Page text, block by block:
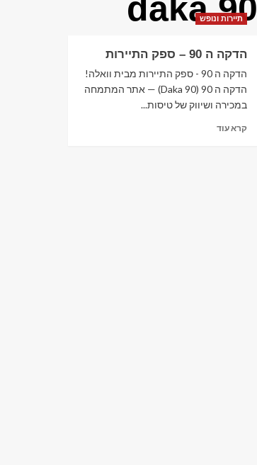
daka 90
תיירות ונופש
הדקה ה 90 – ספק התיירות
הדקה ה 90 - ספק התיירות מבית וואלה!
הדקה ה 90 (Daka 90) — אתר המתמחה
במכירה ושיווק של טיסות...
קרא עודRead